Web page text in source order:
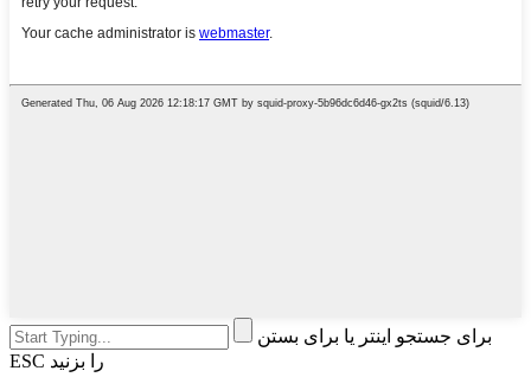
برای جستجو اینتر یا برای بستن
ESC را بزنید